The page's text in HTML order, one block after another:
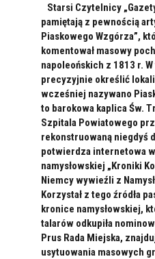
Starsi Czytelnicy
pamiętają z pewnością
Piaskowego Wzgórza”,
komentował masowy
napoleońskich z 1813 r.
precyzyjnie określić
wcześniej nazywano
to barokowa kaplica Św.
Szpitala Powiatowego
rekonstruowaną niegdyś
potwierdza internetowa
namysłowskiej „Kroniki
Niemcy wywieźli z
Korzystał z tego źródła
kronice namysłowskiej,
talarów odkupiła
Prus Rada Miejska,
usytuowania masowych